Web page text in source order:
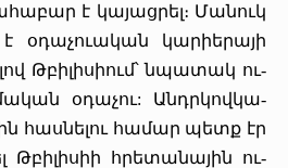
է կա­յաց­րել։ ­Մա­նուկ
օ­դա­չո­ւա­կան կա­րիե­րա­յի
Թ­բի­լի­սիում՝ նպա­տակ ու­
օ­դա­չու: Անդր­կով­կա­
հաս­նե­լու հա­մար պետք էր
Թ­բի­լի­սիի հրե­տա­նա­յին ու­